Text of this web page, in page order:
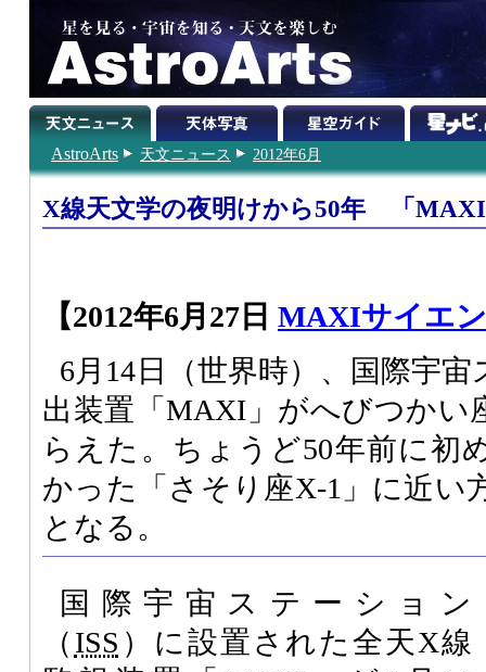
AstroArts 天文ニュース 2012年6月
X線天文学の夜明けから50年 「
【2012年6月27日 MAXIサイエ
6月14日（世界時）、国際宇
出装置「MAXI」がへびつかい
らえた。ちょうど50年前に初
かった「さそり座X-1」に近い
となる。
国際宇宙ステーション
（ ISS ）に設置された全天X線